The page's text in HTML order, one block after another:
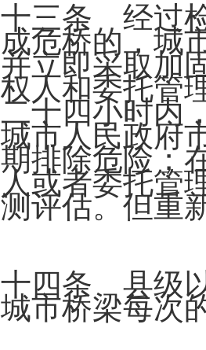
三条 经过
危桥的，城
立即采取加
人和委托管
十四小时内
市人民政府
排除危险；
或者委托管
评估。但重
四条 县级
市桥梁每次